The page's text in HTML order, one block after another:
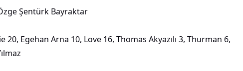
Şentürk Bayraktar
20, Egehan Arna 10, Love 16, Thomas Akyazılı 3, Thurman 6,